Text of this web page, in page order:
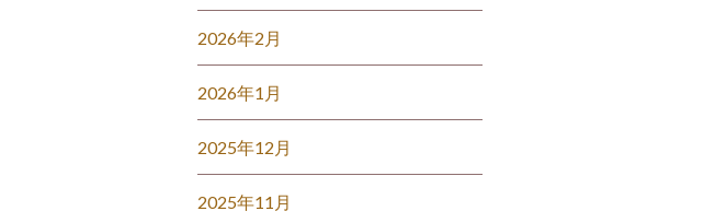
2026年2月
2026年1月
2025年12月
2025年11月